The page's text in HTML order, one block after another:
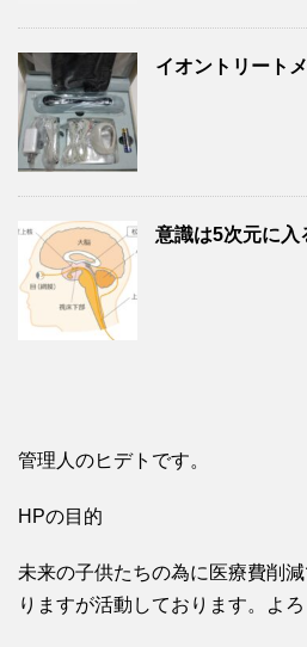
イオントリート
意識は5次元に入
管理人のヒデトです。
HPの目的
未来の子供たちの為に医療費削
りますが活動しております。よろ